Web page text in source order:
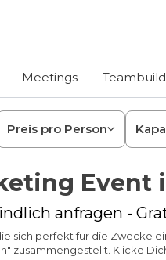
Meetings
Preis pro Person
Event
anfragen -
sich perfekt für die Zwecke
zusammengestellt. Klicke